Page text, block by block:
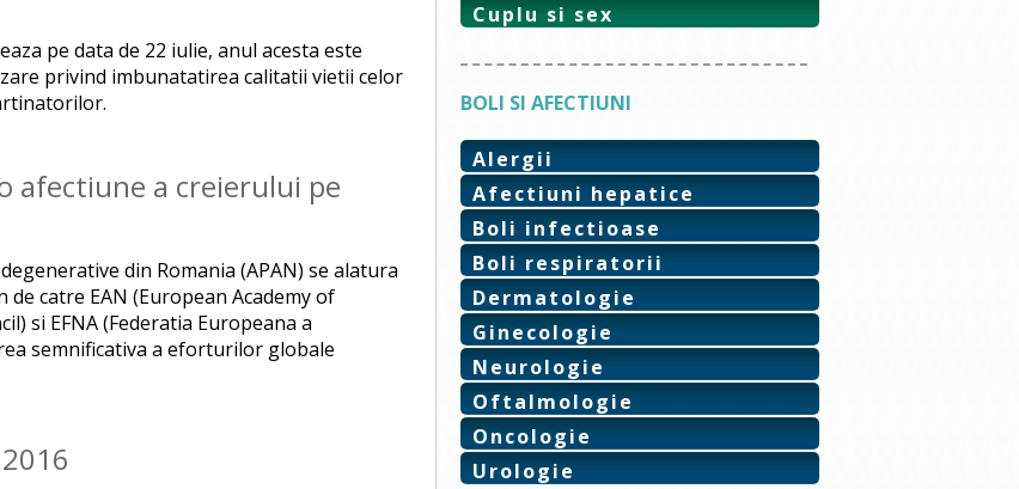
pe data de 22 iulie, anul acesta este
privind imbunatatirea calitatii vietii celor
afectiune a creierului pe
din Romania (APAN) se alatura
catre EAN (European Academy of
si EFNA (Federatia Europeana a
semnificativa a eforturilor globale
Cuplu si sex
BOLI SI AFECTIUNI
Alergii
Afectiuni hepatice
Boli infectioase
Boli respiratorii
Dermatologie
Ginecologie
Neurologie
Oftalmologie
Oncologie
Urologie